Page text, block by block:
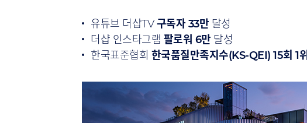
유튜브 더샵TV구독자 33만 달성
더샵 인스타그램 팔로워 6만 달성
한국표준협회 한국품질만족지수(KS-QEI) 15회 1위